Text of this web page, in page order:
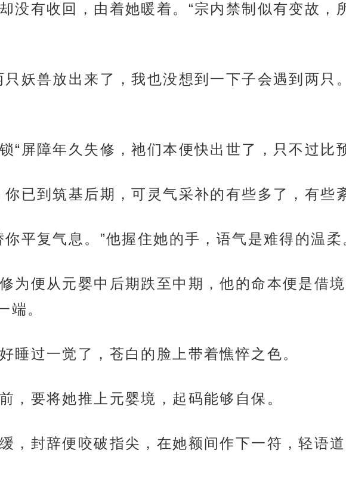
没有收回，由着她暖着。“宗内禁制似有变故，
妖兽放出来了，我也没想到一下子会遇到两只
“屏障年久失修，祂们本便快出世了，只不过比
你已到筑基后期，可灵气采补的有些多了，有些
平复气息。”他握住她的手，语气是难得的温柔
为便从元婴中后期跌至中期，他的命本便是借
端。
睡过一觉了，苍白的脸上带着憔悴之色。
，要将她推上元婴境，起码能够自保。
，封辞便咬破指尖，在她额间作下一符，轻语